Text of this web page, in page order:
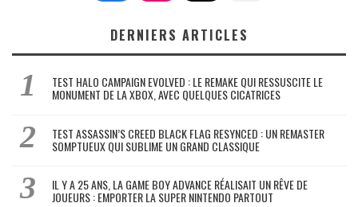
DERNIERS ARTICLES
TEST HALO CAMPAIGN EVOLVED : LE REMAKE QUI RESSUSCITE LE
MONUMENT DE LA XBOX, AVEC QUELQUES CICATRICES
TEST ASSASSIN’S CREED BLACK FLAG RESYNCED : UN REMASTER
SOMPTUEUX QUI SUBLIME UN GRAND CLASSIQUE
IL Y A 25 ANS, LA GAME BOY ADVANCE RÉALISAIT UN RÊVE DE
JOUEURS : EMPORTER LA SUPER NINTENDO PARTOUT